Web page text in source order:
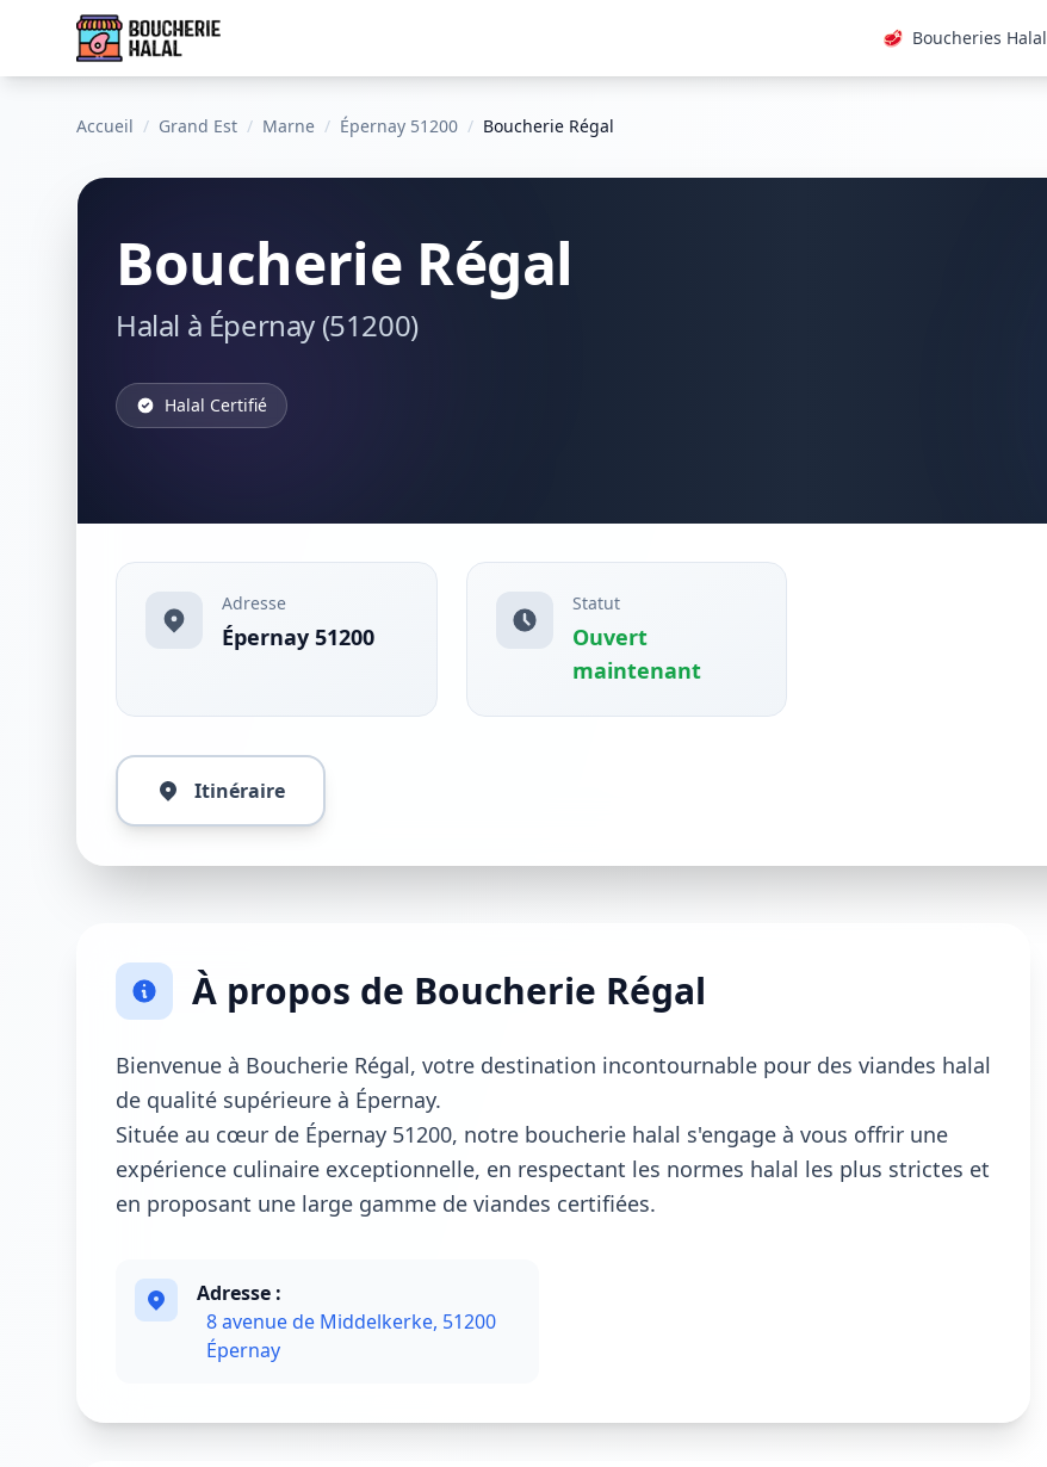
🥩 Boucheries Halal
Accueil / Grand Est / Marne / Épernay 51200 / Boucherie Régal
Boucherie Régal
Halal à Épernay (51200)
Halal Certifié
Adresse
Épernay 51200
Statut
Ouvert
maintenant
Itinéraire
À propos de Boucherie Régal
Bienvenue à Boucherie Régal, votre destination incontournable pour des viandes halal
de qualité supérieure à Épernay.
Située au cœur de Épernay 51200, notre boucherie halal s'engage à vous offrir une
expérience culinaire exceptionnelle, en respectant les normes halal les plus strictes et
en proposant une large gamme de viandes certifiées.
Adresse :
8 avenue de Middelkerke, 51200
Épernay